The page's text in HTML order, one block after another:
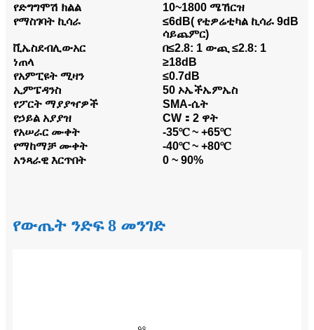
የድግግሞሽ ክልል
10~1800 ሜኸርዝ
የማስገባት ኪሳራ
≤6dB( የቲዎሬቲካል ኪሳራ 9dB
ሳይጨምር)
ቪኤስደብሊውአር
በ≤2.8: 1 ውጪ ≤2.8: 1
ነጠላ
≥18dB
የአምፒዩት ሚዛን
≤0.7dB
ኢምፔዳንስ
50 ኦኤችኤምኤስ
የፖርት ማያያዣዎች
SMA-ሴት
የኃይል አያያዝ
CW：2 ዋት
የአሠራር ሙቀት
-35℃ ~ +65℃
የማከማቻ ሙቀት
-40℃ ~ +80℃
አንጻራዊ እርጥበት
0 ~ 90%
የውጤት ንድፍ 8 መንገድ